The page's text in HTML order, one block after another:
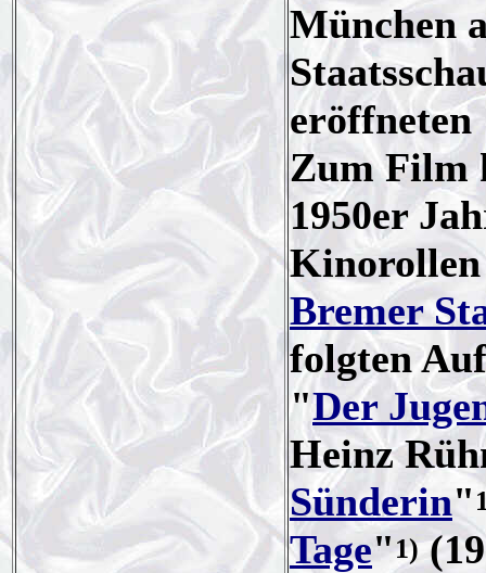
München
Zum Film
1950er
Bremer
folgten
"Der
Heinz
Sünderin"
Tage"1)